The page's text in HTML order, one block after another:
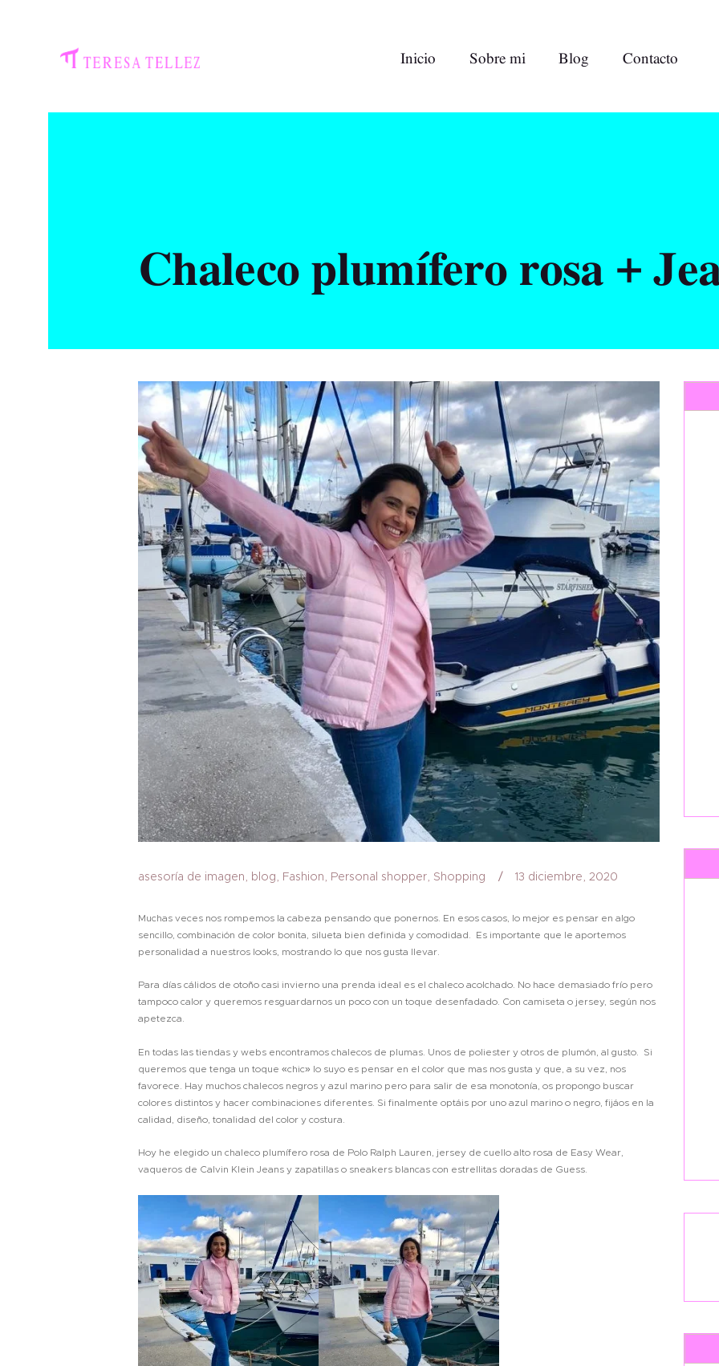
Inicio Sobre mi Blog Contacto
Chaleco plumífero rosa +
asesoría de imagen, blog, Fashion, Personal shopper, Shopping 13 diciembre, 2020
Muchas veces nos rompemos la cabeza pensando que ponernos. En esos casos, lo mejor es pensar en algo
sencillo, combinación de color bonita, silueta bien definida y comodidad. Es importante que le aportemos
personalidad a nuestros looks, mostrando lo que nos gusta llevar.
Para días cálidos de otoño casi invierno una prenda ideal es el chaleco acolchado. No hace demasiado frío pero
tampoco calor y queremos resguardarnos un poco con un toque desenfadado. Con camiseta o jersey, según nos
apetezca.
En todas las tiendas y webs encontramos chalecos de plumas. Unos de poliester y otros de plumón, al gusto. Si
queremos que tenga un toque «chic» lo suyo es pensar en el color que mas nos gusta y que, a su vez, nos
favorece. Hay muchos chalecos negros y azul marino pero para salir de esa monotonía, os propongo buscar
colores distintos y hacer combinaciones diferentes. Si finalmente optáis por uno azul marino o negro, fijáos en la
calidad, diseño, tonalidad del color y costura.
Hoy he elegido un chaleco plumífero rosa de Polo Ralph Lauren, jersey de cuello alto rosa de Easy Wear,
vaqueros de Calvin Klein Jeans y zapatillas o sneakers blancas con estrellitas doradas de Guess.